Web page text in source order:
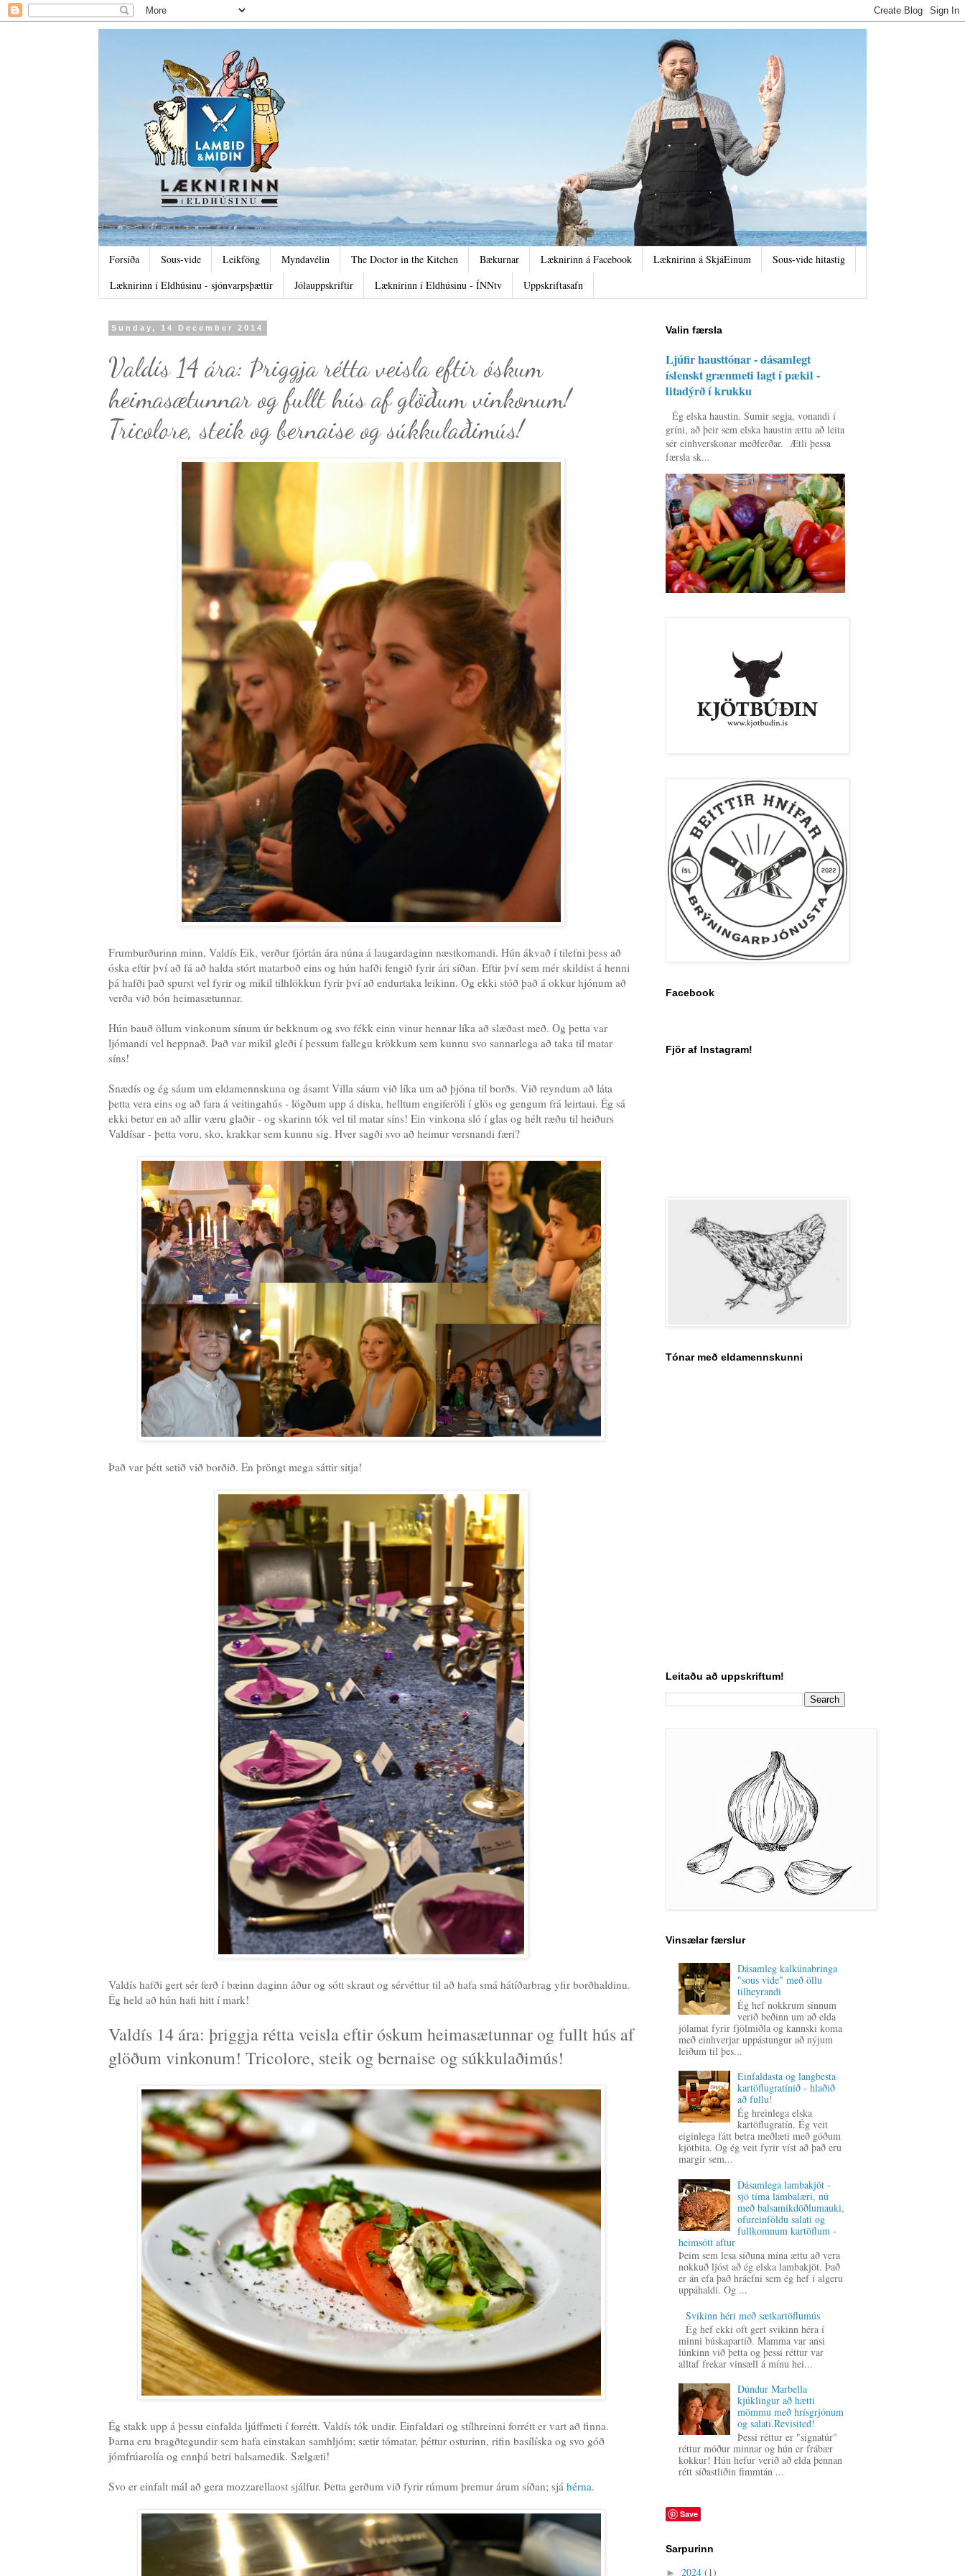
Forsíða Sous-vide Leikföng Myndavélin The Doctor in the Kitchen Bækurnar Læknirinn á Facebook Læknirinn á SkjáEinum
Sous-vide hitastig
Læknirinn í Eldhúsinu - sjónvarpsþættir
Jólauppskriftir Læknirinn í Eldhúsinu - ÍNNtv Uppskriftasafn
Sunday, 14 December 2014
Valdís 14 ára: Þriggja rétta veisla eftir óskum
heimasætunnar og fullt hús af glöðum vinkonum!
Tricolore, steik og bernaise og súkkulaðimús!
Frumburðurinn minn, Valdís Eik, verður fjórtán ára núna á laugardaginn næstkomandi. Hún ákvað í tilefni þess að
óska eftir því að fá að halda stórt matarboð eins og hún hafði fengið fyrir ári síðan. Eftir því sem mér skildist á henni
þá hafði það spurst vel fyrir og mikil tilhlökkun fyrir því að endurtaka leikinn. Og ekki stóð það á okkur hjónum að
verða við bón heimasætunnar.
Hún bauð öllum vinkonum sínum úr bekknum og svo fékk einn vinur hennar líka að slæðast með. Og þetta var
ljómandi vel heppnað. Það var mikil gleði í þessum fallegu krökkum sem kunnu svo sannarlega að taka til matar
síns!
Snædís og ég sáum um eldamennskuna og ásamt Villa sáum við líka um að þjóna til borðs. Við reyndum að láta
þetta vera eins og að fara á veitingahús - lögðum upp á diska, helltum engiferöli í glös og gengum frá leirtaui. Ég sá
ekki betur en að allir væru glaðir - og skarinn tók vel til matar síns! Ein vinkona sló í glas og hélt ræðu til heiðurs
Valdísar - þetta voru, sko, krakkar sem kunnu sig. Hver sagði svo að heimur versnandi færi?
Það var þétt setið við borðið. En þröngt mega sáttir sitja!
Valdís hafði gert sér ferð í bæinn daginn áður og sótt skraut og sérvéttur til að hafa smá hátíðarbrag yfir borðhaldinu.
Ég held að hún hafi hitt í mark!
Valdís 14 ára: þriggja rétta veisla eftir óskum heimasætunnar og fullt hús af
glöðum vinkonum! Tricolore, steik og bernaise og súkkulaðimús!
Ég stakk upp á þessu einfalda ljúffmeti í forrétt. Valdís tók undir. Einfaldari og stílhreinni forrétt er vart að finna.
Þarna eru bragðtegundir sem hafa einstakan samhljóm; sætir tómatar, þéttur osturinn, rifin basílíska og svo góð
jómfrúarolía og ennþá betri balsamedik. Sælgæti!
Svo er einfalt mál að gera mozzarellaost sjálfur. Þetta gerðum við fyrir rúmum þremur árum síðan; sjá hérna.
Valin færsla
Ljúfir hausttónar - dásamlegt
íslenskt grænmeti lagt í pækil -
litadýrð í krukku
Ég elska haustin. Sumir segja, vonandi í
gríni, að þeir sem elska haustin ættu að leita
sér einhverskonar meðferðar. Ætli þessa
færsla sk...
Facebook
Fjör af Instagram!
Tónar með eldamennskunni
Leitaðu að uppskriftum!
Vinsælar færslur
Dásamleg kalkúnabringa
"sous vide" með öllu
tilheyrandi
Ég hef nokkrum sinnum
verið beðinn um að elda
jólamat fyrir fjölmiðla og kannski koma
með einhverjar uppástungur að nýjum
leiðum til þes...
Einfaldasta og langbesta
kartöflugratínið - hlaðið
að fullu!
Ég hreinlega elska
kartöflugratín. Ég veit
eiginlega fátt betra meðlæti með góðum
kjötbita. Og ég veit fyrir víst að það eru
margir sem...
Dásamlega lambakjöt -
sjö tíma lambalæri, nú
með balsamikdöðlumauki,
ofureinföldu salati og
fullkomnum kartöflum -
heimsótt aftur
Þeim sem lesa síðuna mína ættu að vera
nokkuð ljóst að ég elska lambakjöt. Það
er án efa það hráefni sem ég hef í algeru
uppáhaldi. Og ...
Svikinn héri með sætkartöflumús
Ég hef ekki oft gert svikinn héra í
minni búskapartíð. Mamma var ansi
lúnkinn við þetta og þessi réttur var
alltaf frekar vinsæll á mínu hei...
Dúndur Marbella
kjúklingur að hætti
mömmu með hrísgrjónum
og salati.Revisited!
Þessi réttur er "signatúr"
réttur móður minnar og hún er frábær
kokkur! Hún hefur verið að elda þennan
rétt síðastliðin fimmtán ...
Save
Sarpurinn
► 2024 (1)